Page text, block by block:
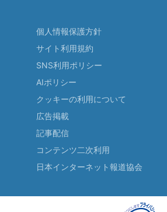
個人情報保護方針
サイト利用規約
SNS利用ポリシー
AIポリシー
クッキーの利用について
広告掲載
記事配信
コンテンツ二次利用
日本インターネット報道協会